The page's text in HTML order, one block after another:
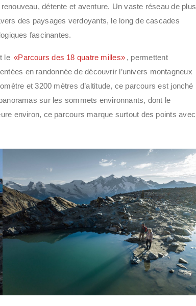
détente et aventure. Un vaste réseau de plus
des paysages verdoyants, le long de cascades
fascinantes.
le «Parcours des 18 quatre milles» , permettent
en randonnée de découvrir l’univers montagneux
et 3200 mètres d’altitude, ce parcours est jonché
sur les sommets environnants, dont le
environ, ce parcours marque surtout des points avec